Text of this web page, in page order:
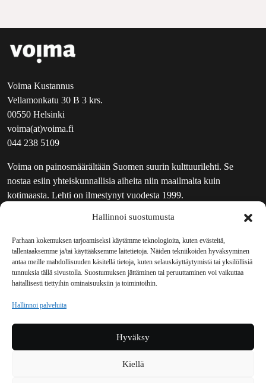
Hallinnoi suostumusta
Parhaan kokemuksen tarjoamiseksi käytämme teknologioita, kuten evästeitä,
tallentaaksemme ja/tai käyttääksemme laitetietoja. Näiden tekniikoiden hyväksyminen
antaa meille mahdollisuuden käsitellä tietoja, kuten selauskäyttäytymistä tai yksilöllisiä
tunnuksia tällä sivustolla. Suostumuksen jättäminen tai peruuttaminen voi vaikuttaa
haitallisesti tiettyihin ominaisuuksiin ja toimintoihin.
Hallinnoi palveluita
Hyväksy
Kiellä
Voima Kustannus
Vellamonkatu 30 B 3 krs.
00550 Helsinki
voima(at)voima.fi
044 238 5109
Voima on painosmäärältään Suomen suurin kulttuurilehti. Se
nostaa esiin yhteiskunnallisia aiheita niin maailmalta kuin
kotimaasta. Lehti on ilmestynyt vuodesta 1999.
UUTISKIRJE
MAINOSTAJILLE
VASTAMAINOKSET
JAKELUPAIKAT
REKISTERISELOSTE
TILAUKSEN PERUUTUSPYYNTÖ
TILAUSOHJEET JA -EHDOT